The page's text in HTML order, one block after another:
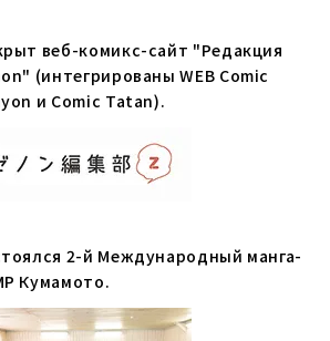
веб-комикс-сайт "Редакция
(интегрированы WEB Comic
и Comic Tatan).
2-й Международный манга-
Кумамото.